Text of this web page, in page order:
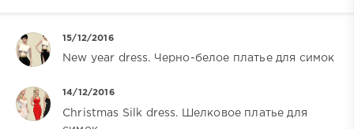
15/12/2016
New year dress. Черно-белое платье для симок
14/12/2016
Christmas Silk dress. Шелковое платье для